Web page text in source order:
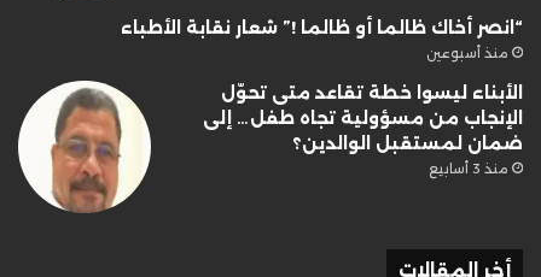
“انصر أخاك ظالما أو ظالما !” شعار نقابة الأطباء
منذ أسبوعين
الأبناء ليسوا خطة تقاعد متى تحوّل
الإنجاب من مسؤولية تجاه طفل… إلى
ضمان لمستقبل الوالدين؟
منذ 3 أسابيع
أخر المقالات